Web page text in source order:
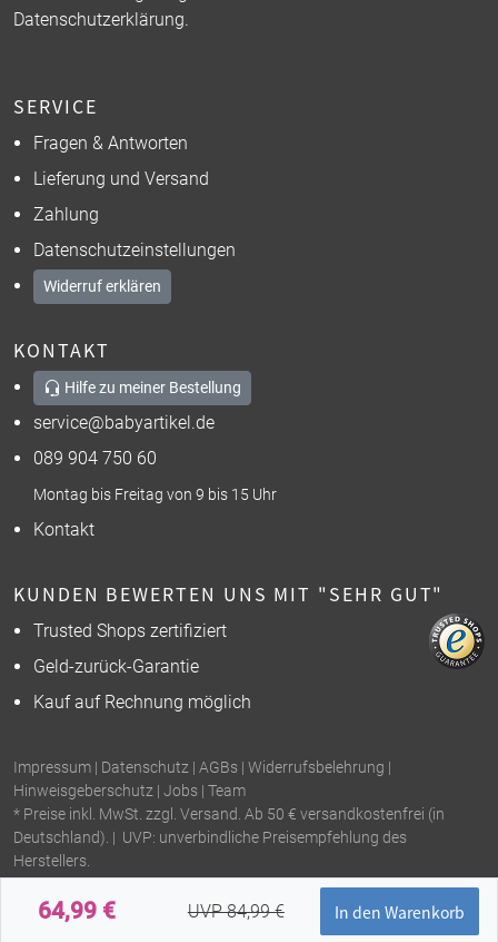
UVP 84,99 €
64,99 € In den Warenkorb
Datenschutzerklärung.
SERVICE
Fragen & Antworten
Lieferung und Versand
Zahlung
Datenschutzeinstellungen
Widerruf erklären
KONTAKT
Hilfe zu meiner Bestellung
service@babyartikel.de
089 904 750 60
Montag bis Freitag von 9 bis 15 Uhr
Kontakt
KUNDEN BEWERTEN UNS MIT "SEHR GUT"
Trusted Shops zertifiziert
Geld-zurück-Garantie
Kauf auf Rechnung möglich
Impressum | Datenschutz | AGBs | Widerrufsbelehrung |
Hinweisgeberschutz | Jobs | Team
* Preise inkl. MwSt. zzgl. Versand. Ab 50 € versandkostenfrei (in
Deutschland). | UVP: unverbindliche Preisempfehlung des
Herstellers.